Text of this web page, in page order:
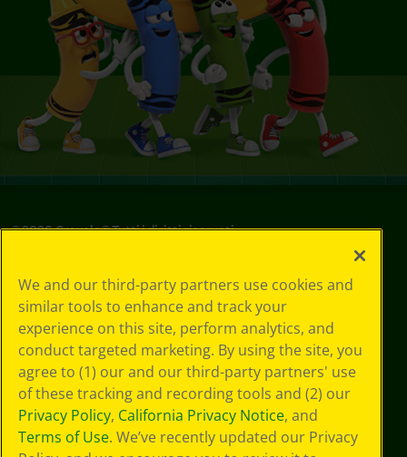
©2026Crayola® Tutti i diritti riservati.
in materia di
privacy
Informativa sulla
privacy
Termini SMS
GDPR
Informativa sulla
privacy di CA
Technologies
We and our third-party partners use cookies and
similar tools to enhance and track your
experience on this site, perform analytics, and
conduct targeted marketing. By using the site, you
agree to (1) our and our third-party partners' use
of these tracking and recording tools and (2) our
Privacy Policy, California Privacy Notice, and
Terms of Use. We’ve recently updated our Privacy